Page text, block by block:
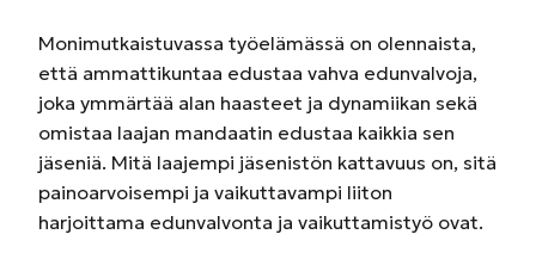
Monimutkaistuvassa työelämässä on olennaista,
että ammattikuntaa edustaa vahva edunvalvoja,
joka ymmärtää alan haasteet ja dynamiikan sekä
omistaa laajan mandaatin edustaa kaikkia sen
jäseniä. Mitä laajempi jäsenistön kattavuus on, sitä
painoarvoisempi ja vaikuttavampi liiton
harjoittama edunvalvonta ja vaikuttamistyö ovat.